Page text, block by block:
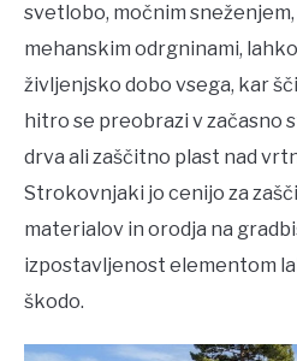
svetlobo, močnim
mehanskim odrgninami,
življenjsko dobo vsega, kar
hitro se preobrazi v začasno
drva ali zaščitno plast nad
Strokovnjaki jo cenijo za
materialov in orodja na
izpostavljenost elementom
škodo.